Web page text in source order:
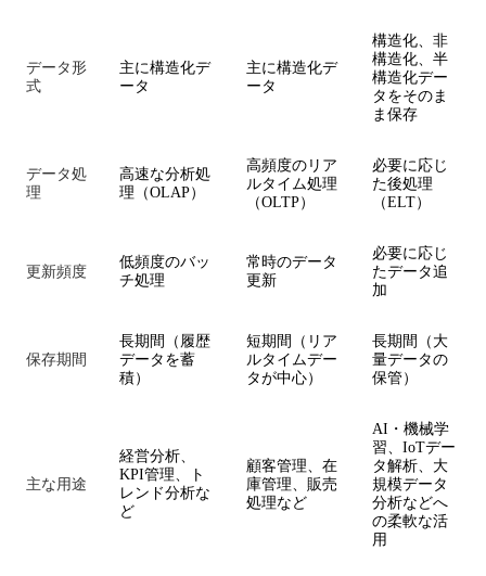
データ形
式
主に構造化デ
ータ
主に構造化デ
ータ
構造化、非
構造化、半
構造化デー
タをそのま
ま保存
データ処
理
高速な分析処
理（OLAP）
高頻度のリア
ルタイム処理
（OLTP）
必要に応じ
た後処理
（ELT）
更新頻度
低頻度のバッ
チ処理
常時のデータ
更新
必要に応じ
たデータ追
加
保存期間
長期間（履歴
データを蓄
積）
短期間（リア
ルタイムデー
タが中心）
長期間（大
量データの
保管）
主な用途
経営分析、
KPI管理、ト
レンド分析な
ど
顧客管理、在
庫管理、販売
処理など
AI・機械学
習、IoTデー
タ解析、大
規模データ
分析などへ
の柔軟な活
用